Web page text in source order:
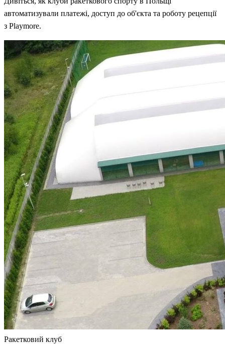
автоматизували платежі, доступ до об'єкта та роботу рецепції
з Playmore.
Ракетковий клуб